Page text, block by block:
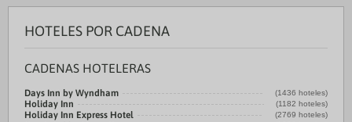
HOTELES POR CADENA
CADENAS HOTELERAS
Days Inn by Wyndham (1436 hoteles)
Holiday Inn (1182 hoteles)
Holiday Inn Express Hotel (2769 hoteles)